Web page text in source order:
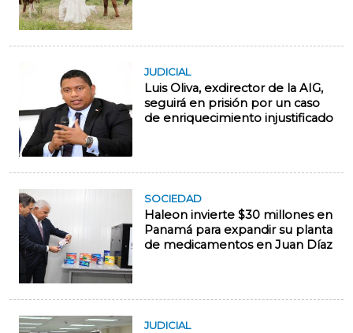
JUDICIAL
Luis Oliva, exdirector de la AIG,
seguirá en prisión por un caso
de enriquecimiento injustificado
SOCIEDAD
Haleon invierte $30 millones en
Panamá para expandir su planta
de medicamentos en Juan Díaz
JUDICIAL